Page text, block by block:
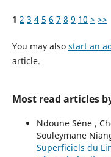
1 2 3 4 5 6 7 8 9 10 > >>
You may also start an
article.
Most read articles
Ndoune Séne ,
Souleymane
Superficiels du